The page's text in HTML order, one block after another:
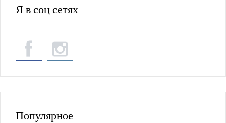
Я в соц сетях
Популярное